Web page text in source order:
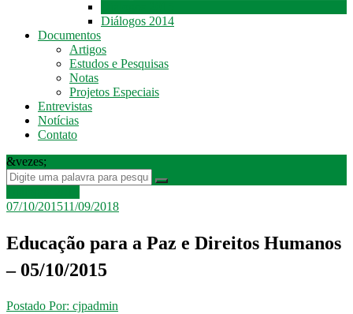
Diálogos 2014
Documentos
Artigos
Estudos e Pesquisas
Notas
Projetos Especiais
Entrevistas
Notícias
Contato
&vezes;
07/10/201511/09/2018
Educação para a Paz e Direitos Humanos
– 05/10/2015
Postado Por: cjpadmin